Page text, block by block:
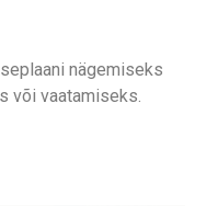
nägemiseks
või vaatamiseks.